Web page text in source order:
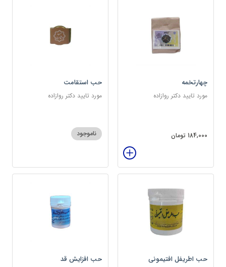
چهارتخمه
مورد تایید دکتر روازاده
184,000 تومان
حب استقامت
مورد تایید دکتر روازاده
ناموجود
حب اطریفل افتیمونی حب افزایش قد